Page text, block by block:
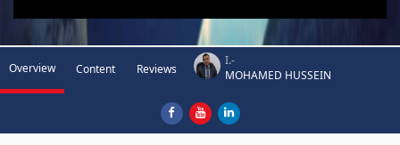
Overview Content Reviews
I.-
MOHAMED HUSSEIN